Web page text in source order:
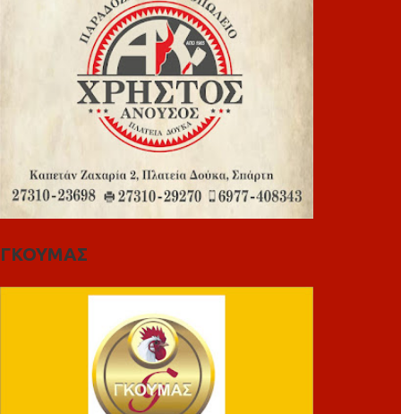
ΓΚΟΥΜΑΣ